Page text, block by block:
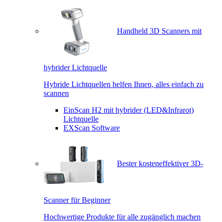
Handheld 3D Scanners mit
hybrider Lichtquelle
Hybride Lichtquellen helfen Ihnen, alles einfach zu
scannen
EinScan H2 mit hybrider (LED&Infrarot)
Lichtquelle
EXScan Software
Bester kosteneffektiver 3D-
Scanner für Beginner
Hochwertige Produkte für alle zugänglich machen